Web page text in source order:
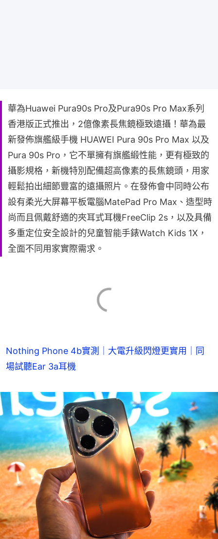
華為Huawei Pura90s Pro及Pura90s Pro Max系列
香港版正式推出，2億像素長焦鏡極致遠攝！華為最
新發佈旗艦級手機 HUAWEI Pura 90s Pro Max 以及
Pura 90s Pro，它不單擁有旗艦緞性能，更有極致的
攝影規格，新機特別配備超高像素的長焦鏡頭，用家
輕鬆拍出細節豐富的遠攝照片。在發佈會中同時公布
設有柔光大屏幕平板電腦MatePad Pro Max、造型時
尚而且佩戴舒適的夾耳式耳機FreeClip 2s，以及具備
多重定位安全設計的兒童智能手錶Watch Kids 1X，
全面不同用家實際需求。
Nothing Phone 4b實測｜大電升級閃燈更實用｜同
場試聽Ear 3a耳機